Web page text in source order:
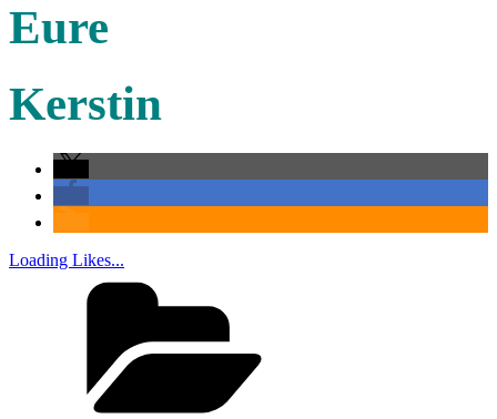
Eure
Kerstin
Loading Likes...